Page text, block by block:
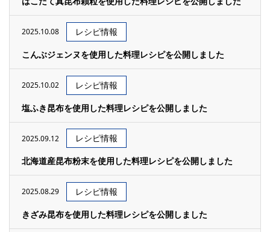
2025.10.08
レシピ情報
こんぶジェンヌを使用した料理レシピを公開しました
2025.10.02
レシピ情報
塩ふき昆布を使用した料理レシピを公開しました
2025.09.12
レシピ情報
北海道産昆布粉末を使用した料理レシピを公開しました
2025.08.29
レシピ情報
きざみ昆布を使用した料理レシピを公開しました